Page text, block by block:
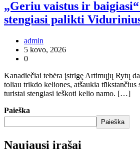
„Geriu vaistus ir
stengiasi palikti
admin
5 kovo, 2026
0
Kanadiečiai tebėra įstrigę Artimųjų Rytų
toliau trikdo keliones, atšaukia
turistai stengiasi ieškoti kelio namo. […]
Paieška
Paieška
Naujausi įrašai